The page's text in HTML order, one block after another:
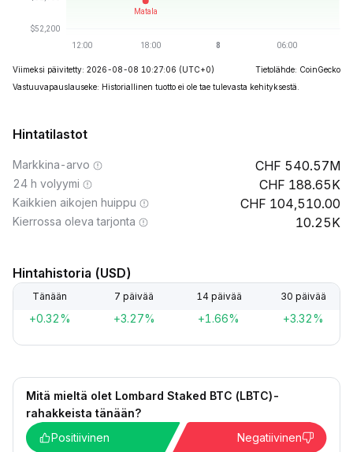
Viimeksi päivitetty: 2026-08-08 10:27:06 (UTC+0)
Tietolähde: CoinGecko
Vastuuvapauslauseke: Historiallinen tuotto ei ole tae tulevasta kehityksestä.
Hintatilastot
Markkina-arvo 540.57M
24 h volyymi 188.65K
Kaikkien aikojen huippu 104,510.00
Kierrossa oleva tarjonta 10.25K
Hintahistoria (USD)
Tänään 7 päivää 14 päivää 30 päivää
+0.32% +3.27% +1.66% +3.32%
Mitä mieltä olet Lombard Staked BTC (LBTC)-
rahakkeista tänään?
Positiivinen
Negatiivinen